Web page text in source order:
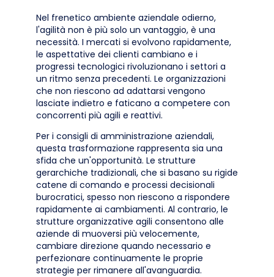
Nel frenetico ambiente aziendale odierno,
l'agilità non è più solo un vantaggio, è una
necessità. I mercati si evolvono rapidamente,
le aspettative dei clienti cambiano e i
progressi tecnologici rivoluzionano i settori a
un ritmo senza precedenti. Le organizzazioni
che non riescono ad adattarsi vengono
lasciate indietro e faticano a competere con
concorrenti più agili e reattivi.
Per i consigli di amministrazione aziendali,
questa trasformazione rappresenta sia una
sfida che un'opportunità. Le strutture
gerarchiche tradizionali, che si basano su rigide
catene di comando e processi decisionali
burocratici, spesso non riescono a rispondere
rapidamente ai cambiamenti. Al contrario, le
strutture organizzative agili consentono alle
aziende di muoversi più velocemente,
cambiare direzione quando necessario e
perfezionare continuamente le proprie
strategie per rimanere all'avanguardia.